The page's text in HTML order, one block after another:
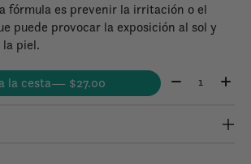
fórmula es prevenir la irritación o el
puede provocar la exposición al sol y
piel.
la cesta — $27.00 Cantidad: